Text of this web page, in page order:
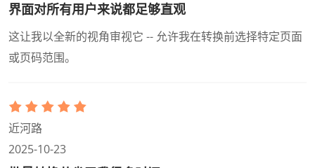
界面对所有用户来说都足够直观
这让我以全新的视角审视它 -- 允许我在转换前选择特定页面
或页码范围。
近河路
2025-10-23